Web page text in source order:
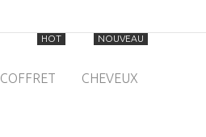
COFFRET
HOT
CHEVEUX
NOUVEAU